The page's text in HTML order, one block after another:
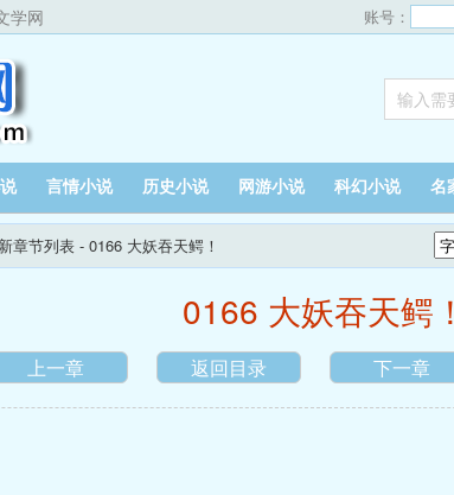
学网 账号：
言情小说 历史小说 网游小说 科幻小说 名
章节列表 - 0166 大妖吞天鳄！
0166 大妖吞天鳄！
上一章 返回目录 下一章